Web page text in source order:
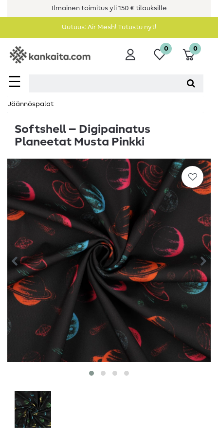
Ilmainen toimitus yli 150 € tilauksille
Uutuus: Air Mesh! Tutustu nyt!
☰
0 0
Jäännöspalat
Softshell – Digipainatus
Planeetat Musta Pinkki